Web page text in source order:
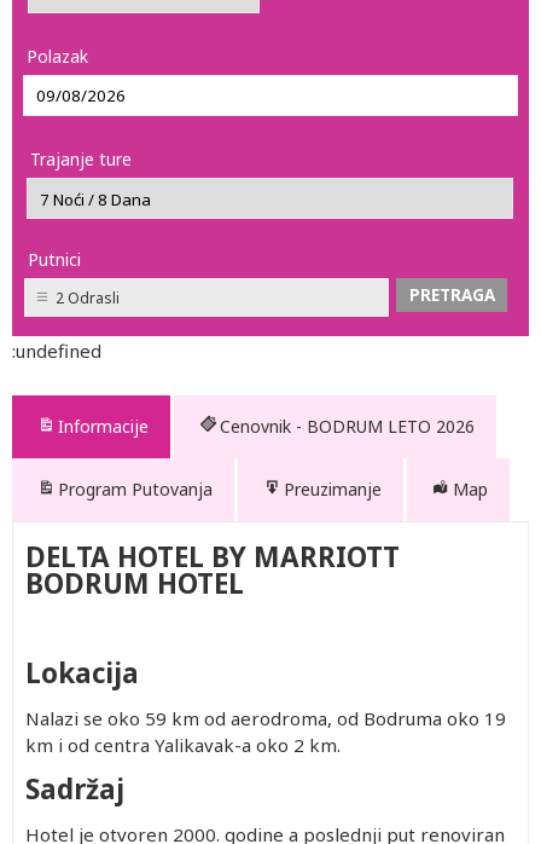
Polazak
Trajanje ture
Putnici
2 Odrasli
:undefined
Informacije Cenovnik - BODRUM LETO 2026
Program Putovanja Preuzimanje Map
DELTA HOTEL BY MARRIOTT
BODRUM HOTEL
Lokacija
Nalazi se oko 59 km od aerodroma, od Bodruma oko 19
km i od centra Yalikavak-a oko 2 km.
Sadržaj
Hotel je otvoren 2000. godine a poslednji put renoviran